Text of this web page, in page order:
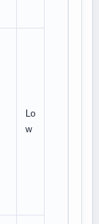
Lo
w